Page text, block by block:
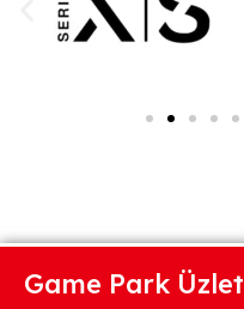
Game Park Üzlet